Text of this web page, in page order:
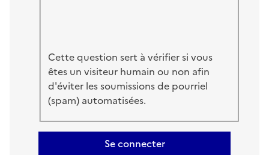
Cette question sert à vérifier si vous
êtes un visiteur humain ou non afin
d'éviter les soumissions de pourriel
(spam) automatisées.
Se connecter